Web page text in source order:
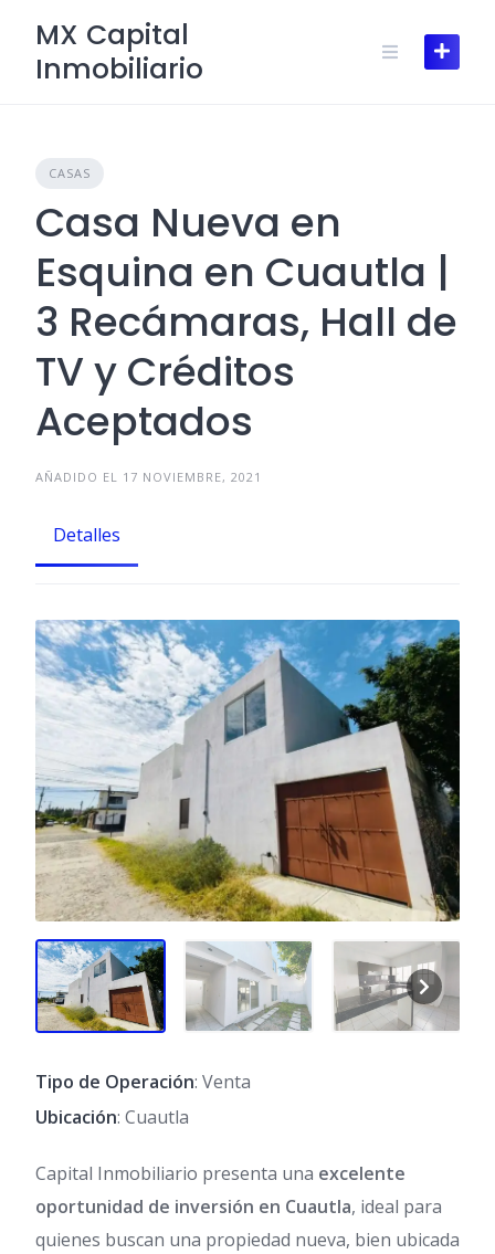
content
MX Capital
Inmobiliario
CASAS
Casa Nueva en
Esquina en Cuautla |
3 Recámaras, Hall de
TV y Créditos
Aceptados
AÑADIDO EL 17 NOVIEMBRE, 2021
Detalles
Tipo de Operación: Venta
Ubicación: Cuautla
Capital Inmobiliario presenta una excelente
oportunidad de inversión en Cuautla, ideal para
quienes buscan una propiedad nueva, bien ubicada